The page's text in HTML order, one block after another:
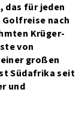
das für jeden
nach
Krüger-
von
großen
Südafrika seit
und